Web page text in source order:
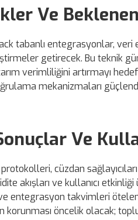
Ve
tabanlı entegrasyonlar,
getirecek. Bu teknik
verimliliğini artırmayı
mekanizmaları
Ve
cüzdan
akışları ve kullanıcı
entegrasyon takvimleri
korunması öncelik olacak;